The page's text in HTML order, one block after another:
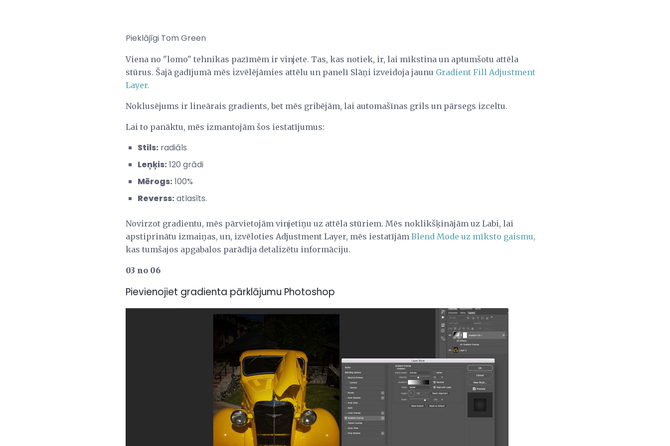
Pieklājīgi Tom Green
Viena no "lomo" tehnikas pazīmēm ir vinjete. Tas, kas notiek, ir, lai mīkstina un aptumšotu attēla
stūrus. Šajā gadījumā mēs izvēlējāmies attēlu un panelī Slāņi izveidoja jaunu Gradient Fill Adjustment
Layer.
Noklusējums ir lineārais gradients, bet mēs gribējām, lai automašīnas grils un pārsegs izceltu.
Lai to panāktu, mēs izmantojām šos iestatījumus:
Stils: radiāls
Leņķis: 120 grādi
Mērogs: 100%
Reverss: atlasīts.
Novirzot gradientu, mēs pārvietojām vinjetiņu uz attēla stūriem. Mēs noklikšķinājām uz Labi, lai
apstiprinātu izmaiņas, un, izvēloties Adjustment Layer, mēs iestatījām Blend Mode uz mīksto gaismu,
kas tumšajos apgabalos parādīja detalizētu informāciju.
03 no 06
Pievienojiet gradienta pārklājumu Photoshop